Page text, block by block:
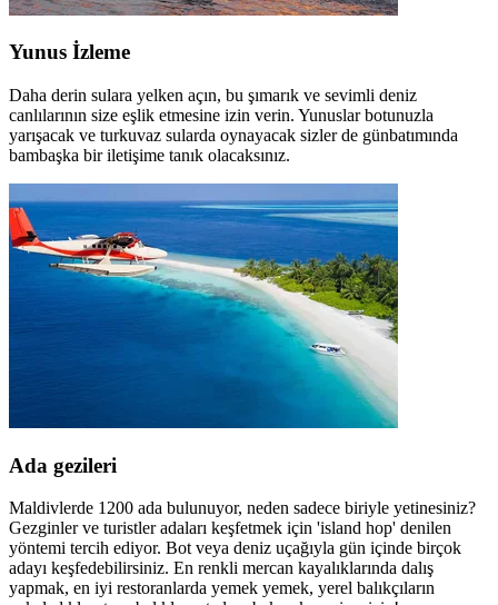
Yunus İzleme
Daha derin sulara yelken açın, bu şımarık ve sevimli deniz
canlılarının size eşlik etmesine izin verin. Yunuslar botunuzla
yarışacak ve turkuvaz sularda oynayacak sizler de günbatımında
bambaşka bir iletişime tanık olacaksınız.
Ada gezileri
Maldivlerde 1200 ada bulunuyor, neden sadece biriyle yetinesiniz?
Gezginler ve turistler adaları keşfetmek için 'island hop' denilen
yöntemi tercih ediyor. Bot veya deniz uçağıyla gün içinde birçok
adayı keşfedebilirsiniz. En renkli mercan kayalıklarında dalış
yapmak, en iyi restoranlarda yemek yemek, yerel balıkçıların